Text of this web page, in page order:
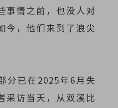
事情之前，也没人对
今，他们来到了浪尖
分已在2025年6月失
采访当天，从 双溪比